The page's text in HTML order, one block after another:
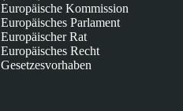
Europäische Kommission
Europäisches Parlament
Europäischer Rat
Europäisches Recht
Gesetzesvorhaben